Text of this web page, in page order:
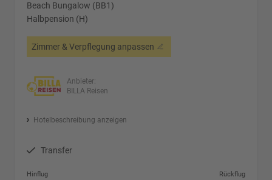
Beach Bungalow (BB1)
Halbpension (H)
Zimmer & Verpflegung anpassen
Anbieter:
BILLA Reisen
Hotelbeschreibung anzeigen
Transfer
Hinflug
Rückflug